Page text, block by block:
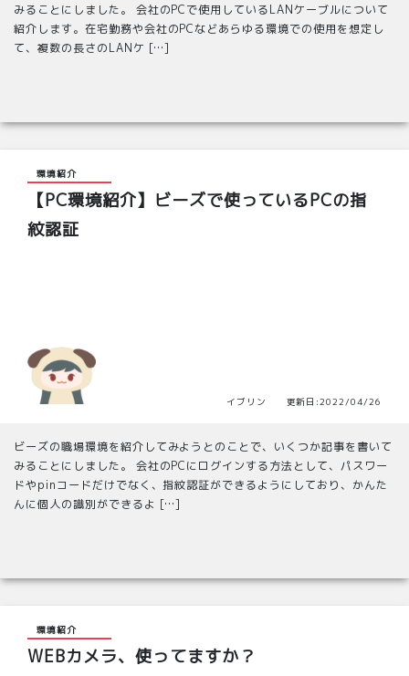
みることにしました。 会社のPCで使用しているLANケーブルについて
紹介します。在宅勤務や会社のPCなどあらゆる環境での使用を想定し
て、複数の長さのLANケ […]
環境紹介
【PC環境紹介】ビーズで使っているPCの指
紋認証
イブリン 更新日:2022/04/26
ビーズの職場環境を紹介してみようとのことで、いくつか記事を書いて
みることにしました。 会社のPCにログインする方法として、パスワー
ドやpinコードだけでなく、指紋認証ができるようにしており、かんた
んに個人の識別ができるよ […]
環境紹介
WEBカメラ、使ってますか？